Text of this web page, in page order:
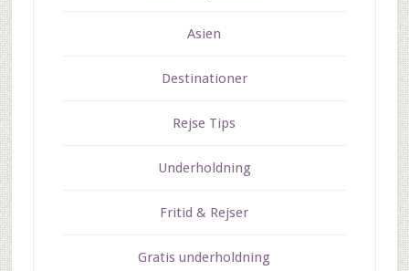
Asien
Destinationer
Rejse Tips
Underholdning
Fritid & Rejser
Gratis underholdning